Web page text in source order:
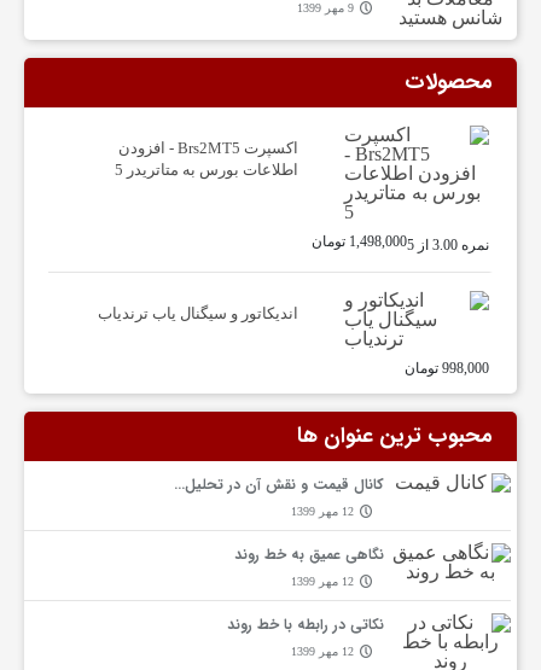
س
9 مهر 1399
محصولات
اکسپرت Brs2MT5 - افزودن
اطلاعات بورس به متاتریدر 5
نمره 3.00 از 5 1,498,000 تومان
اندیکاتور و سیگنال یاب ترندیاب
998,000 تومان
محبوب ترین عنوان ها
کانال قیمت و نقش آن در تحلیل…
12 مهر 1399
نگاهی عمیق به خط روند
12 مهر 1399
نکاتی در رابطه با خط روند
12 مهر 1399